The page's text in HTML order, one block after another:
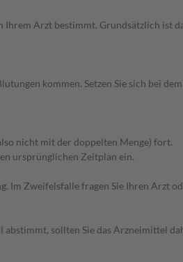
Arzt bestimmt. Grundsätzlich ist
kommen. Setzen Sie sich bei
nicht mit der doppelten Menge) fort.
ursprünglichen Zeitplan ein.
Im Zweifelsfalle fragen Sie Ihren Arzt
sollten Sie das Arzneimittel